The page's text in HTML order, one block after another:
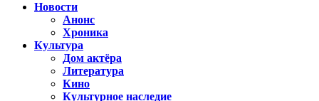
Новости
Анонс
Хроника
Культура
Дом актёра
Литература
Кино
Культурное наследие